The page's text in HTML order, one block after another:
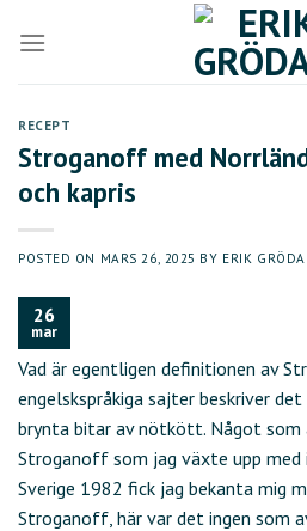
RECEPT
Stroganoff med
och kapris
POSTED ON MARS 26, 2025 BY ERIK
26
mar
Vad är egentligen definitionen av
engelskspråkiga sajter beskriver
brynta bitar av nötkött. Något
Stroganoff som jag växte upp
Sverige 1982 fick jag bekanta mig
Stroganoff, här var det ingen som